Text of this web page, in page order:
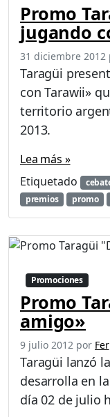
Promo
jugando
31 diciembre 2012
Taragüi
con Tarawii»
territorio
2013.
Lea más »
Etiquetado
premios
promo
Promociones
Promo
amigo»
9 julio 2012 por Fer
Taragüi lanzó
desarrolla en
día 02 de julio